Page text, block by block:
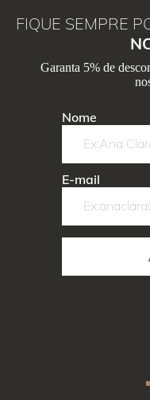
FIQUE SEMPRE
Garanta 5% de
Nome
E-mail